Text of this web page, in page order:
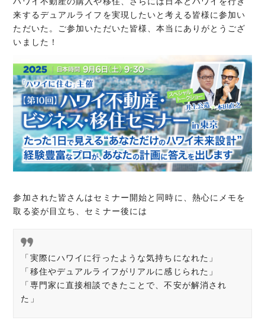
来するデュアルライフを実現したいと考える皆様に参加い
ただいた。ご参加いただいた皆様、本当にありがとうござ
いました！
参加された皆さんはセミナー開始と同時に、熱心にメモを
取る姿が目立ち、セミナー後には
「実際にハワイに行ったような気持ちになれた」
「移住やデュアルライフがリアルに感じられた」
「専門家に直接相談できたことで、不安が解消され
た」